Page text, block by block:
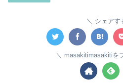
シェアす
masakitimasakitiを